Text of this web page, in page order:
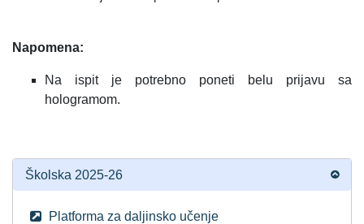
Napomena:
Na ispit je potrebno poneti belu prijavu sa
hologramom.
Školska 2025-26
Platforma za daljinsko učenje